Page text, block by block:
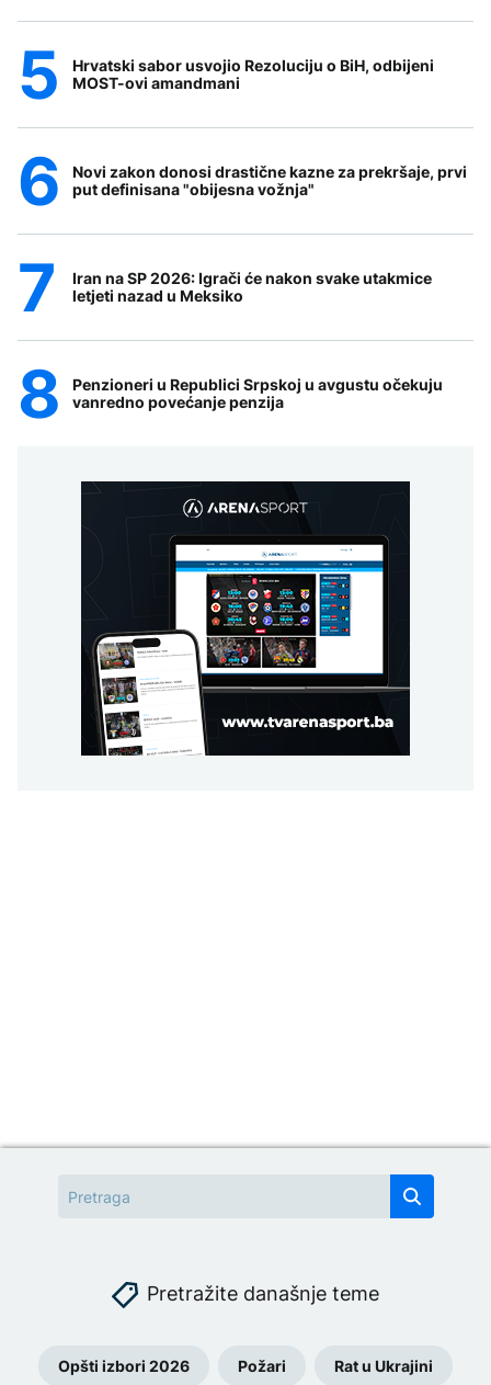
Hrvatski sabor usvojio Rezoluciju o BiH, odbijeni
MOST-ovi amandmani
Novi zakon donosi drastične kazne za prekršaje, prvi
put definisana "obijesna vožnja"
Iran na SP 2026: Igrači će nakon svake utakmice
letjeti nazad u Meksiko
Penzioneri u Republici Srpskoj u avgustu očekuju
vanredno povećanje penzija
Pretražite današnje teme
Opšti izbori 2026 Požari Rat u Ukrajini